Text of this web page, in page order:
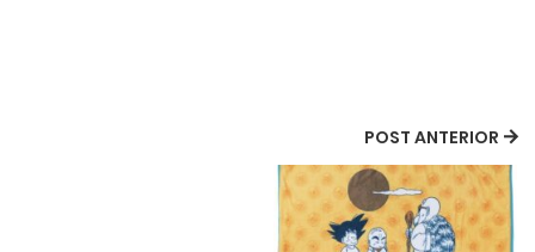
POST ANTERIOR